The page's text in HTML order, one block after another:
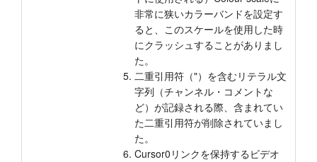
非常に狭いカラーバンドを設定す
ると、このスケールを使用した時
にクラッシュすることがありまし
た。
二重引用符（"）を含むリテラル文
字列（チャンネル・コメントな
ど）が記録される際、含まれてい
た二重引用符が削除されていまし
た。
Cursor0リンクを保持するビデオ